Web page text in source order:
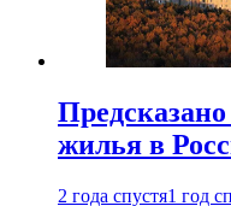
жилья в
2 года спустя1 год